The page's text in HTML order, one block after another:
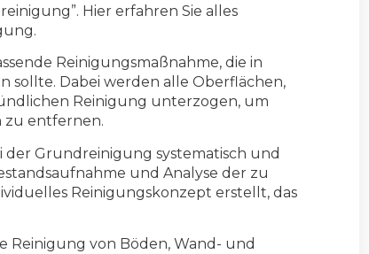
Hier erfahren Sie alles
Reinigungsmaßnahme, die in
Dabei werden alle Oberflächen,
Reinigung unterzogen, um
zu entfernen.
Grundreinigung systematisch und
und Analyse der zu
Reinigungskonzept erstellt, das
Reinigung von Böden, Wand- und